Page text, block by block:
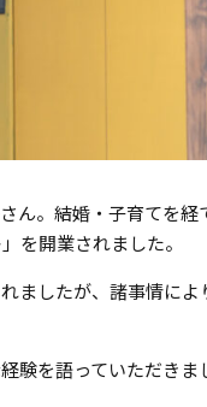
ん。結婚・子育てを
を開業されました。
ましたが、諸事情に
験を語っていただきま